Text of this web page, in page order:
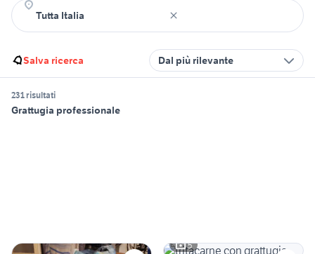
Salva ricerca Dal più rilevante
231 risultati
Grattugia professionale
5